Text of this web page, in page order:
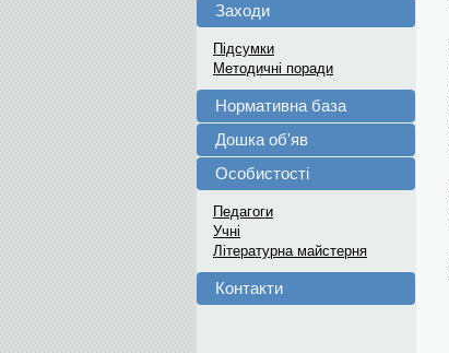
Заходи
Підсумки
Методичні поради
Нормативна база
Дошка об'яв
Особистості
Педагоги
Учні
Літературна майстерня
Контакти